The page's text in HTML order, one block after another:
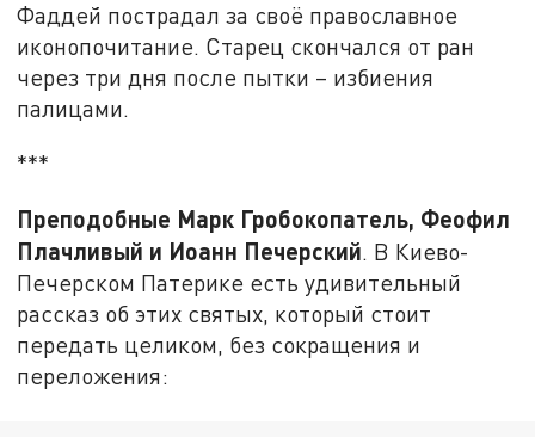
Фаддей пострадал за своё православное
иконопочитание. Старец скончался от ран
через три дня после пытки – избиения
палицами.
***
Преподобные Марк Гробокопатель, Феофил
Плачливый и Иоанн Печерский. В Киево-
Печерском Патерике есть удивительный
рассказ об этих святых, который стоит
передать целиком, без сокращения и
переложения: